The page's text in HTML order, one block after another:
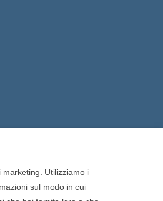
Utilizziamo i
sul modo in cui